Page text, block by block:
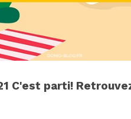
C'est parti!